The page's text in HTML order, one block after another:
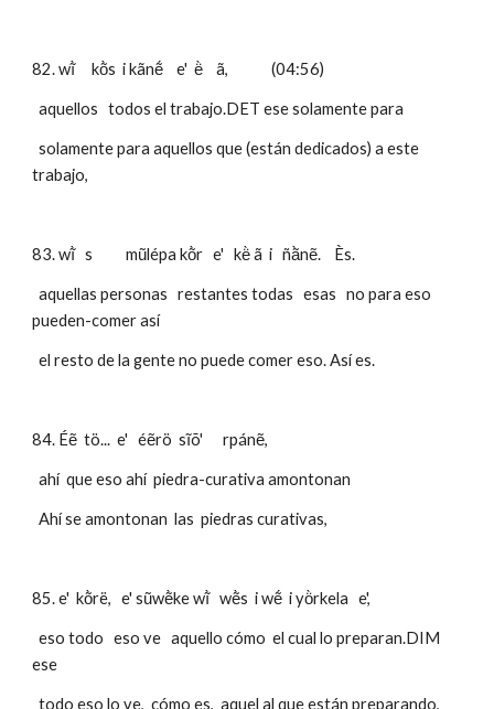
82. wĩ̀     kõ̀s  i kãnẽ́    e'  ë̀    ã,             (04:56)
  aquellos   todos el trabajo.DET ese solamente para
  solamente para aquellos que (están dedicados) a este
trabajo,
83. wĩ̀   s          mũlépa kõ̀r   e'   kë̀ ã  i   ñã̀nẽ.    Ès.
  aquellas personas   restantes todas   esas   no para eso
pueden-comer así
  el resto de la gente no puede comer eso. Así es.
84. Éẽ  tö...  e'   éẽrö  sĩõ'      rpánẽ,
  ahí  que eso ahí  piedra-curativa amontonan
  Ahí se amontonan  las  piedras curativas,
85. e'  kõ̀rë,   e' sũwẽ̀ke wĩ̀   wẽ̀s  i wẽ́  i yö̀rkela   e',
  eso todo   eso ve   aquello cómo  el cual lo preparan.DIM
ese
  todo eso lo ve,  cómo es,  aquel al que están preparando,